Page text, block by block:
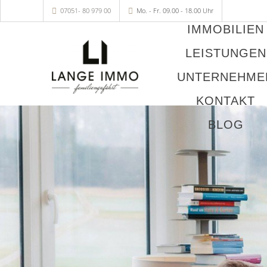
07051- 80 979 00 Mo. - Fr. 09.00 - 18.00 Uhr
IMMOBILIEN
LEISTUNGEN
KONTAKT
BLOG